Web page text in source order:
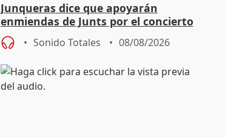
Junqueras dice que apoyarán
enmiendas de Junts por el concierto
en el trámite de financiación
Sonido Totales 08/08/2026